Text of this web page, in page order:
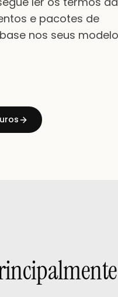
e pacotes de
nos seus